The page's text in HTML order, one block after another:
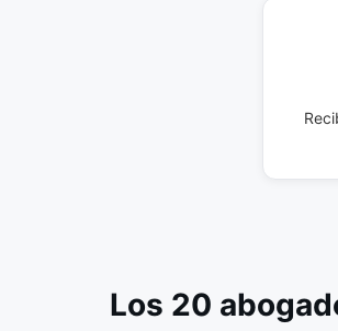
Los 20